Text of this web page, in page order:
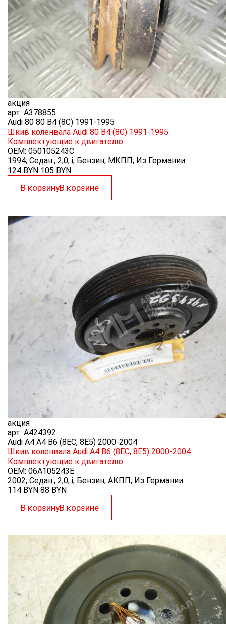
акция
арт. A378855
Audi 80 80 B4 (8C) 1991-1995
Шкив коленвала Audi 80 B4 (8C) 1991-1995
Комплектующие к двигателю
OEM: 050105243C
1994; Седан.; 2,0; i; Бензин; МКПП; Из Германии.
124 BYN 105 BYN
В корзинуВ корзине
акция
арт. A424392
Audi A4 A4 B6 (8EC, 8E5) 2000-2004
Шкив коленвала Audi A4 B6 (8EC, 8E5) 2000-2004
Комплектующие к двигателю
OEM: 06A105243E
2002; Седан.; 2,0; i; Бензин; АКПП; Из Германии.
114 BYN 88 BYN
В корзинуВ корзине